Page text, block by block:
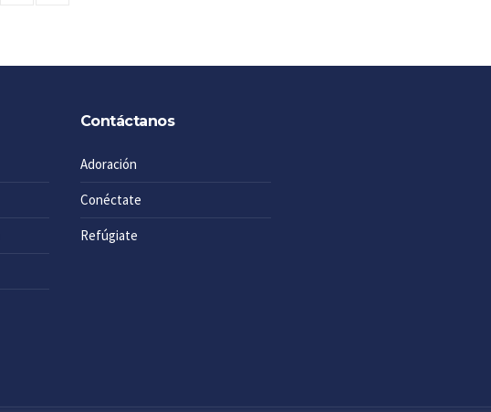
Contáctanos
Adoración
Conéctate
Refúgiate